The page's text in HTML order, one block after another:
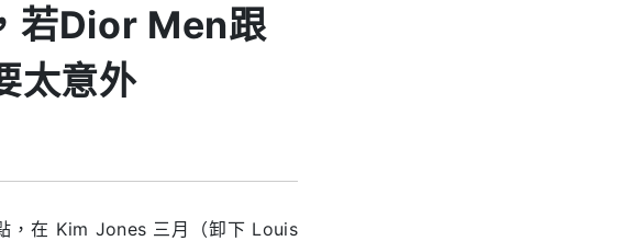
若Dior Men跟
太意外
，在 Kim Jones 三月（卸下 Louis